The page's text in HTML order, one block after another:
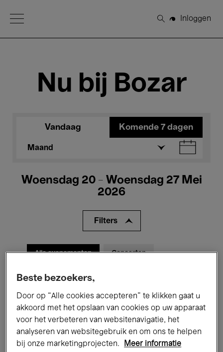
Open Menu
Zoeken
Inloggen
Nu bij Bozar
Vandaag Komende 7 dagen
Maand
Woensdag 20 - Woensdag 27 Mei
2026
Filters
Alle evenementen Concerten
Tentoonstellingen
Performances Lezingen & Debatten
Jazz Klassieke Muziek Global Music
Elektronische Muziek
Beste bezoekers,
Door op “Alle cookies accepteren” te klikken gaat u
akkoord met het opslaan van cookies op uw apparaat
voor het verbeteren van websitenavigatie, het
analyseren van websitegebruik en om ons te helpen
bij onze marketingprojecten.
Meer informatie